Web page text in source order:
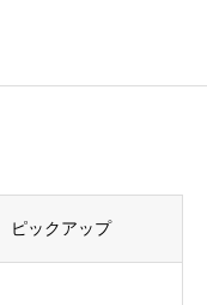
ピックアップ